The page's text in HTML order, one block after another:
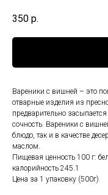
350 р.
Вареники с вишней – это
отварные изделия из
предварительно
сочность. Вареники с
блюдо, так и в качестве
маслом.
Пищевая ценность 100 г:
калорийность 245.1
Цена за 1 упаковку (500г)